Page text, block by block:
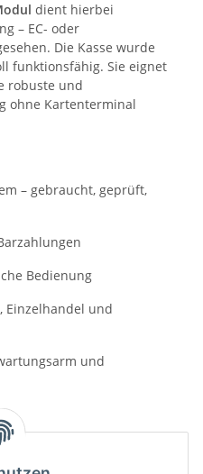
dient hierbei
– EC- oder
Die Kasse wurde
funktionsfähig. Sie eignet
robuste und
ohne Kartenterminal
– gebraucht, geprüft,
Bedienung
Einzelhandel und
und